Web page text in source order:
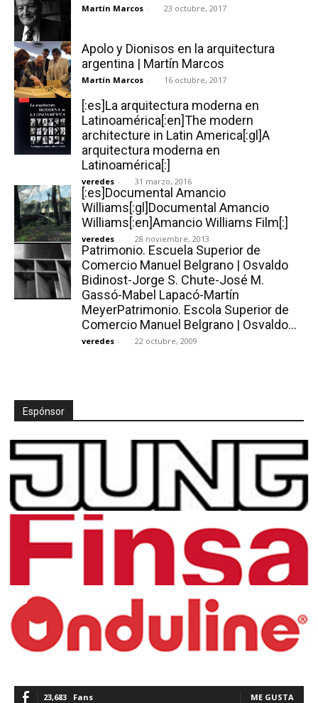
Martín Marcos - 23 octubre, 2017
Apolo y Dionisos en la arquitectura
argentina | Martín Marcos
Martín Marcos - 16 octubre, 2017
[:es]La arquitectura moderna en
Latinoamérica[:en]The modern
architecture in Latin America[:gl]A
arquitectura moderna en
Latinoamérica[:]
veredes - 31 marzo, 2016
[:es]Documental Amancio
Williams[:gl]Documental Amancio
Williams[:en]Amancio Williams Film[:]
veredes - 28 noviembre, 2013
Patrimonio. Escuela Superior de
Comercio Manuel Belgrano | Osvaldo
Bidinost-Jorge S. Chute-José M.
Gassó-Mabel Lapacó-Martín
MeyerPatrimonio. Escola Superior de
Comercio Manuel Belgrano | Osvaldo...
veredes - 22 octubre, 2009
Espónsor
23,683 Fans ME GUSTA